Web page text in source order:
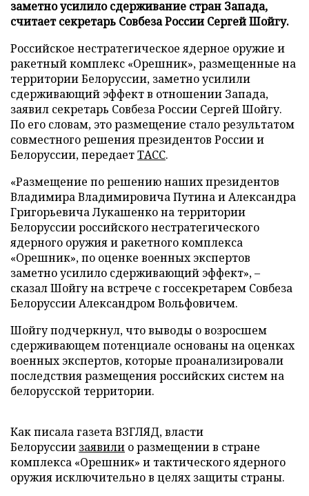
заметно усилило сдерживание стран Запада,
считает секретарь Совбеза России Сергей Шойгу.
Российское нестратегическое ядерное оружие и
ракетный комплекс «Орешник», размещенные на
территории Белоруссии, заметно усилили
сдерживающий эффект в отношении Запада,
заявил секретарь Совбеза России Сергей Шойгу.
По его словам, это размещение стало результатом
совместного решения президентов России и
Белоруссии, передаетТАСС.
«Размещение по решению наших президентов
Владимира Владимировича Путина и Александра
Григорьевича Лукашенко на территории
Белоруссии российского нестратегического
ядерного оружия и ракетного комплекса
«Орешник», по оценке военных экспертов
заметно усилило сдерживающий эффект», –
сказал Шойгу на встрече с госcекретарем Совбеза
Белоруссии Александром Вольфовичем.
Шойгу подчеркнул, что выводы о возросшем
сдерживающем потенциале основаны на оценках
военных экспертов, которые проанализировали
последствия размещения российских систем на
белорусской территории.
Как писала газета ВЗГЛЯД, власти
Белоруссии заявили о размещении в стране
комплекса «Орешник» и тактического ядерного
оружия исключительно в целях защиты страны.